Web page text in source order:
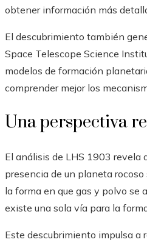
obtener información más
El descubrimiento también
Space Telescope Science
modelos de formación
comprender mejor los
Una perspectiva
El análisis de LHS 1903 revela
presencia de un planeta
la forma en que gas y polvo se
existe una sola vía para la
Este descubrimiento impulsa a